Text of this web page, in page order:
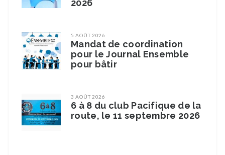
2026
5 AOÛT 2026
Mandat de coordination
pour le Journal Ensemble
pour bâtir
3 AOÛT 2026
6 à 8 du club Pacifique de la
route, le 11 septembre 2026